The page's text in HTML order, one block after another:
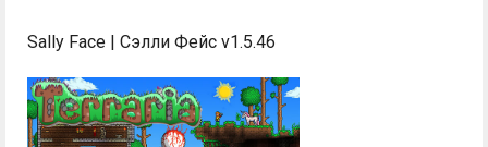
Sally Face | Сэлли Фейс v1.5.46